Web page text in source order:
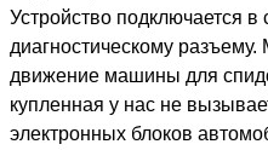
Устройство подключается
диагностическому
движение машины для
купленная у нас не
электронных блоков